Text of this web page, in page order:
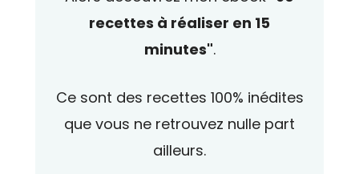
recettes à réaliser en 15
minutes".
Ce sont des recettes 100% inédites
que vous ne retrouvez nulle part
ailleurs.